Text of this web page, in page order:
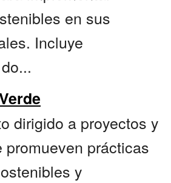
en sus
Incluye
dirigido a proyectos y
promueven prácticas
y